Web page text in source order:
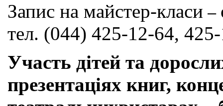
Запис на майстер-класи –
тел. (044) 425-12-64,
Участь дітей та
презентаціях книг,